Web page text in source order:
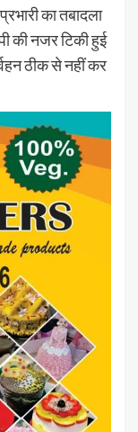
का तबादला
की नजर टिकी हुई
ठीक से नहीं कर